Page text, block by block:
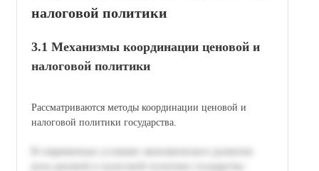
налоговой политики
3.1 Механизмы координации ценовой и
налоговой политики
Рассматриваются методы координации ценовой и
налоговой политики государства.